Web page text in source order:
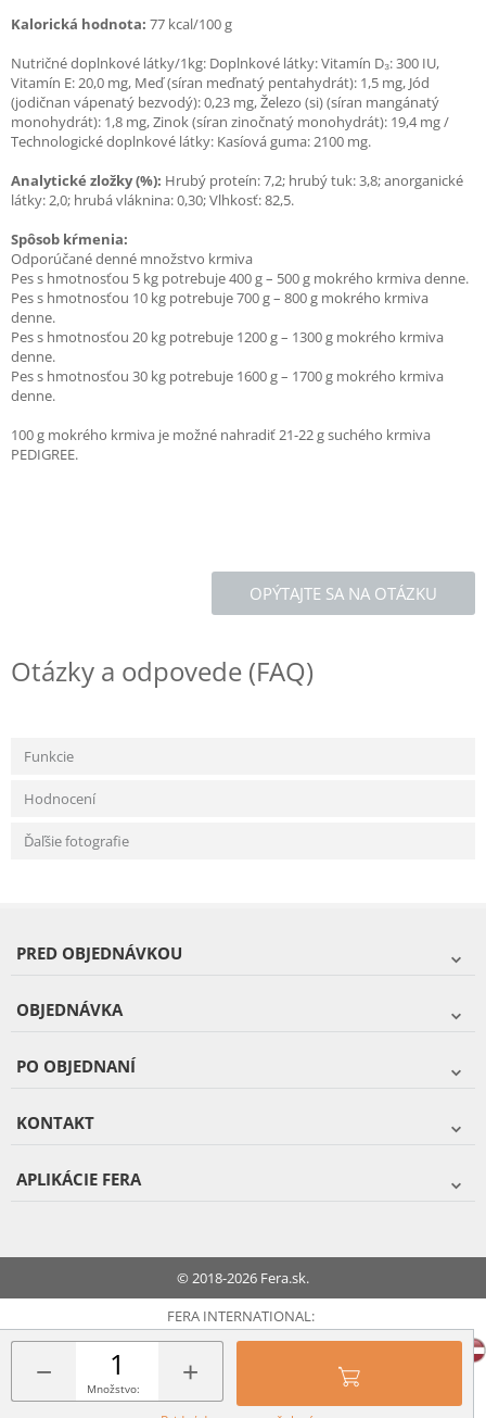
− +
Množstvo:
Kalorická hodnota: 77 kcal/100 g
Nutričné doplnkové látky/1kg: Doplnkové látky: Vitamín D₃: 300 IU,
Vitamín E: 20,0 mg, Meď (síran meďnatý pentahydrát): 1,5 mg, Jód
(jodičnan vápenatý bezvodý): 0,23 mg, Železo (si) (síran mangánatý
monohydrát): 1,8 mg, Zinok (síran zinočnatý monohydrát): 19,4 mg /
Technologické doplnkové látky: Kasíová guma: 2100 mg.
Analytické zložky (%): Hrubý proteín: 7,2; hrubý tuk: 3,8; anorganické
látky: 2,0; hrubá vláknina: 0,30; Vlhkosť: 82,5.
Spôsob kŕmenia:
Odporúčané denné množstvo krmiva
Pes s hmotnosťou 5 kg potrebuje 400 g – 500 g mokrého krmiva denne.
Pes s hmotnosťou 10 kg potrebuje 700 g – 800 g mokrého krmiva
denne.
Pes s hmotnosťou 20 kg potrebuje 1200 g – 1300 g mokrého krmiva
denne.
Pes s hmotnosťou 30 kg potrebuje 1600 g – 1700 g mokrého krmiva
denne.
100 g mokrého krmiva je možné nahradiť 21-22 g suchého krmiva
PEDIGREE.
OPÝTAJTE SA NA OTÁZKU
Otázky a odpovede (FAQ)
Funkcie
Hodnocení
Ďaľšie fotografie
PRED OBJEDNÁVKOU
OBJEDNÁVKA
PO OBJEDNANÍ
KONTAKT
APLIKÁCIE FERA
© 2018-2026 Fera.sk.
FERA INTERNATIONAL: